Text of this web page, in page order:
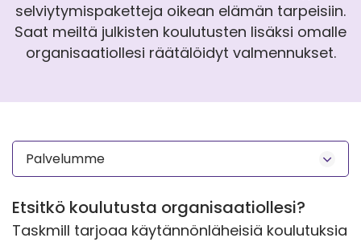
selviytymispaketteja oikean elämän tarpeisiin.
Saat meiltä julkisten koulutusten lisäksi omalle
organisaatiollesi räätälöidyt valmennukset.
Palvelumme
Etsitkö koulutusta organisaatiollesi?
Taskmill tarjoaa käytännönläheisiä koulutuksia